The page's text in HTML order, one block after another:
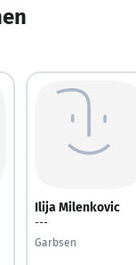
Ilija Milenkovic
---
Garbsen